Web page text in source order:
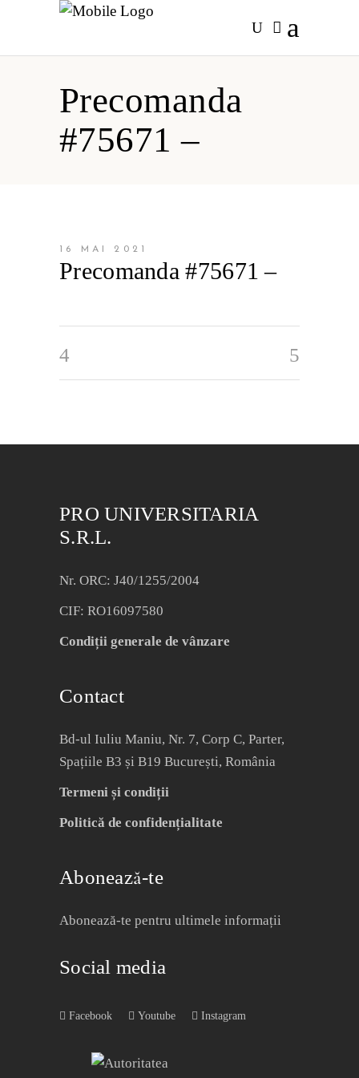
Precomanda
#75671 –
16 MAI 2021
Precomanda #75671 –
PRO UNIVERSITARIA
S.R.L.
Nr. ORC: J40/1255/2004
CIF: RO16097580
Condiții generale de vânzare
Contact
Bd-ul Iuliu Maniu, Nr. 7, Corp C, Parter,
Spațiile B3 și B19 București, România
Termeni și condiții
Politică de confidențialitate
Abonează-te
Abonează-te pentru ultimele informații
Social media
Facebook Youtube Instagram